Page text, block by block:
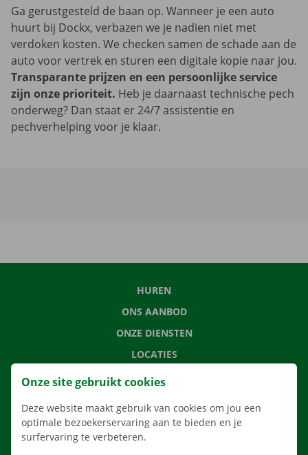
Ga gerustgesteld de baan op. Wanneer je een auto
huurt bij Dockx, verbazen we je nadien niet met
verdoken kosten. We checken samen de schade aan de
auto voor vertrek en sturen een digitale kopie naar jou.
Transparante prijzen en een persoonlijke service
zijn onze prioriteit. Heb je daarnaast technische pech
onderweg? Dan staat er 24/7 assistentie en
pechverhelping voor je klaar.
HUREN
ONS AANBOD
ONZE DIENSTEN
LOCATIES
APP
Onze site gebruikt cookies
Deze website maakt gebruik van cookies om jou een
optimale bezoekerservaring aan te bieden en je
surfervaring te verbeteren.